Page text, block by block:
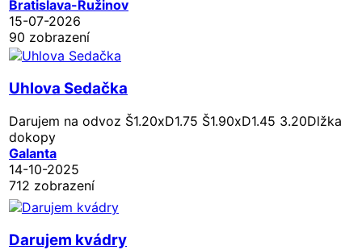
Bratislava-Ružinov
15-07-2026
90 zobrazení
Uhlova Sedačka
Darujem na odvoz Š1.20xD1.75 Š1.90xD1.45 3.20Dlžka
dokopy
Galanta
14-10-2025
712 zobrazení
Darujem kvádry